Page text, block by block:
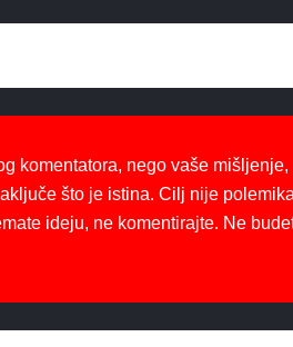
komentatora, nego vaše mišljenje,
što je istina. Cilj nije
ideju, ne komentirajte. Ne